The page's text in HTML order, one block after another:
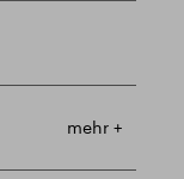
mehr +